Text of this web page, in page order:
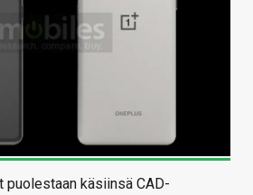
käsiinsä CAD-